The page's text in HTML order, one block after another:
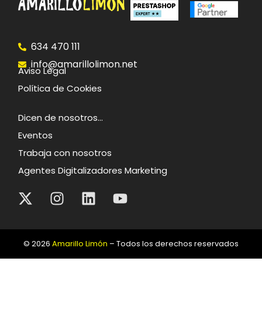
634 470 111
info@amarillolimon.net
Aviso Legal
Política de Cookies
Dicen de nosotros…
Eventos
Trabaja con nosotros
Agentes Digitalizadores Marketing
© 2026 Amarillo Limón – Todos los derechos reservados